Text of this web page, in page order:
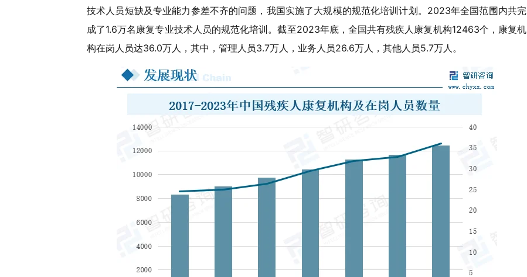
技术人员短缺及专业能力参差不齐的问题，我国实施了大规模的规范化培训计划。2023年全国范围内共完
成了1.6万名康复专业技术人员的规范化培训。截至2023年底，全国共有残疾人康复机构12463个，康复机
构在岗人员达36.0万人，其中，管理人员3.7万人，业务人员26.6万人，其他人员5.7万人。